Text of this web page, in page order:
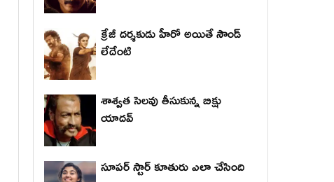
క్రేజీ దర్శకుడు హీరో అయితే సౌండ్
లేదేంటి
శాశ్వత సెలవు తీసుకున్న బిక్షు
యాదవ్
సూపర్ స్టార్ కూతురు ఎలా చేసింది